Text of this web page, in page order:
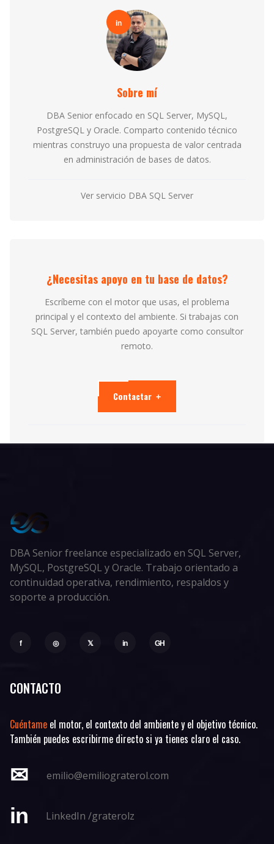
in
Sobre mí
DBA Senior enfocado en SQL Server, MySQL,
PostgreSQL y Oracle. Comparto contenido técnico
mientras construyo una propuesta de valor centrada
en administración de bases de datos.
Ver servicio DBA SQL Server
¿Necesitas apoyo en tu base de datos?
Escríbeme con el motor que usas, el problema
principal y el contexto del ambiente. Si trabajas con
SQL Server, también puedo apoyarte como consultor
remoto.
Contactar +
DBA Senior freelance especializado en SQL Server,
MySQL, PostgreSQL y Oracle. Trabajo orientado a
continuidad operativa, rendimiento, respaldos y
soporte a producción.
f ◎ 𝕏 in GH
CONTACTO
Cuéntame el motor, el contexto del ambiente y el objetivo técnico.
También puedes escribirme directo si ya tienes claro el caso.
✉ emilio@emiliograterol.com
in LinkedIn /graterolz